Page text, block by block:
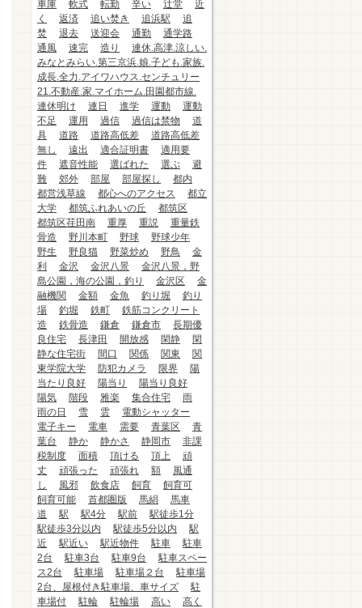
車庫
軟式 転勤 辛い 辻堂
近
く
返済 追い焚き 追浜駅
追
焚
退去 送迎会 通勤
通学路
通風
速完 造り
連休.高津.涼しい.
みなとみらい.第三京浜.娘.子ども.家族.
成長.全力.アイワハウス.センチュリー
21.不動産.家.マイホーム.田園都市線.
連休明け
連日 進学 運動
運動
不足
運用 過信 過信は禁物
道
具
道路 道路高低差
道路高低差
無し
遠出 適合証明書
適用要
件
遮音性能 選ばれた 選ぶ
避
難
郊外 部屋 部屋探し
都内
都営浅草線
都心へのアクセス
都立
大学
都筑ふれあいの丘
都筑区
都筑区荏田南
重厚 重説
重量鉄
骨造
野川本町 野球
野球少年
野生
野良猫 野菜炒め 野鳥
金
利
金沢 金沢八景
金沢八景，野
島公園，海の公園，釣り
金沢区
金
融機関
金額 金魚 釣り堀
釣り
場
釣堀 鉄町
鉄筋コンクリート
造
鉄骨造 鎌倉 鎌倉市
長期優
良住宅
長津田 開放感 閑静
閑
静な住宅街
間口 関係 関東
関
東学院大学
防犯カメラ 限界
陽
当たり良好
陽当り
陽当り良好
陽気
階段 雅楽 集合住宅
雨
雨の日
雪 雲
電動シャッター
電子キー
電車 需要 青葉区
青
葉台
静か 静かさ 静岡市
非課
税制度
面積 頂ける 頂上
頑
丈
頑張った 頑張れ 額
風通
し
風邪 飲食店 飼育
飼育可
飼育可能
首都圏版 馬絹
馬車
道
駅 駅4分 駅前
駅徒歩1分
駅徒歩3分以内
駅徒歩5分以内
駅
近
駅近い 駅近物件 駐車
駐車
2台
駐車3台 駐車9台
駐車スペー
ス2台
駐車場 駐車場２台
駐車場
2台、屋根付き駐車場、車サイズ
駐
車場付
駐輪 駐輪場 高い
高く